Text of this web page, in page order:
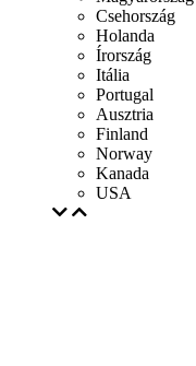
Csehország
Holanda
Írország
Itália
Portugal
Ausztria
Finland
Norway
Kanada
USA